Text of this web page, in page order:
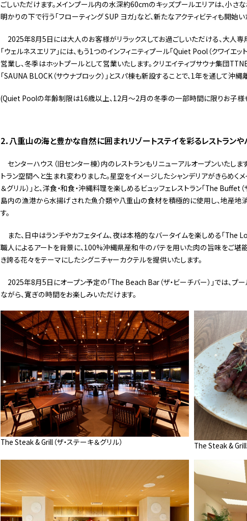
ごしいただけます。メインプール内の水深約60cmのキッズプールエリアは、小さ
明かりの下で行う「フローティング SUP ヨガ」など、新たなアクティビティも開始い
2025年8月5日には大人のお客様がリラックスしてお過ごしいただける、大人専
「ウェルネスエリア」には、もう1つのインフィニティプール「Quiet Pool（クワイエ
営業し、冬季はホットプールとして営業いたします。クリエイティブサウナ集団
「SAUNA BLOCK（サウナブロック）」とスパ棟も新設することで、1年を通して沖
(Quiet Poolの年齢制限は16歳以上、12月～2月の冬季の一部時間に限りお子様
2．八重山の海と豊かな自然に囲まれリゾートステイを彩るレストランや
センターハウス（旧センター棟）内のレストランもリニューアルオープンいたし
トラン空間へと生まれ変わりました。星空をイメージしたシャンデリアがきらめく
＆グリル）」と、洋食・和食・沖縄料理を楽しめるビュッフェレストラン「The Buffet（
島内の漁港から水揚げされた魚介類や八重山の食材を積極的に使用し、地産地
す。
また、日中はランチやカフェタイム、夜は本格的なバータイムを楽しめる「The
職人によるアートを背景に、100%沖縄県産和牛のパテを用いた肉の旨味をご堪
き誇る花々をテーマにしたシグニチャーカクテルを提供いたします。
2025年8月5日にオープン予定の「The Beach Bar（ザ・ビーチバー）」では、プ
ながら、寛ぎの時間をお楽しみいただけます。
The Steak & Grill（ザ・ステーキ＆グリル） The Steak & Grill